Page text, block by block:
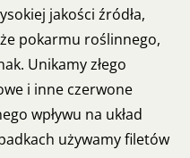
jakości źródła,
pokarmu roślinnego,
Unikamy złego
i inne czerwone
wpływu na układ
używamy filetów